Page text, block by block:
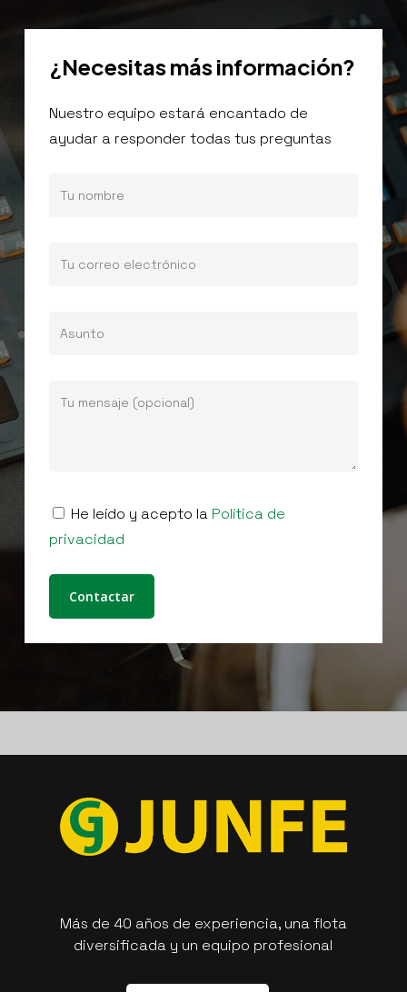
¿Necesitasmásinformación?
Nuestro equipo estará encantado de
ayudar a responder todas tus preguntas
He leído y acepto la Política de
privacidad
Más de 40 años de experiencia, una flota
diversificada y un equipo profesional